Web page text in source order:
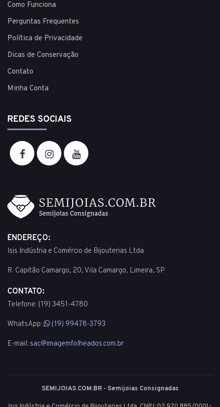
Como Funciona
Perguntas Frequentes
Política de Privacidade
Dicas de Conservação
Contato
Minha Conta
REDES SOCIAIS
ENDEREÇO:
Isis Indústria e Comércio de Bijouterias Ltda
R. Capitão Camargo, 20, Vila Camargo, Limeira, SP
CONTATO:
Telefone: (19) 3451-4780
WhatsApp: (19) 99478-3793
E-mail: sac@imagemfolheados.com.br
SEMIJOIAS.COM.BR - Semijoias Consignadas